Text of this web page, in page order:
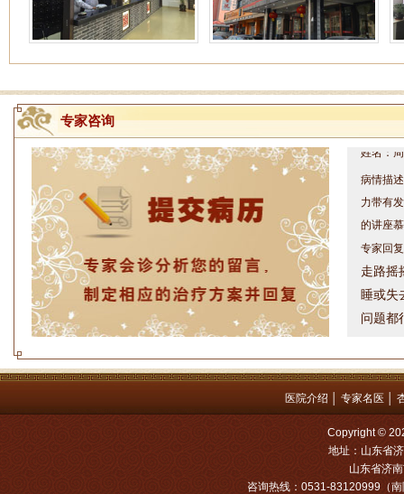
专家咨询
病情描
力带有
的讲座
专家回
走路摇
睡或失
问题都
方案，
姓名
病情描
专家回
姓名：
医院介绍 专家名医
Copyright ©
地址：山东省
山东省济南
咨询热线：0531-83120999（